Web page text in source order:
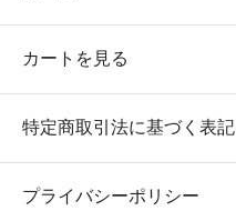
カートを見る
特定商取引法に基づく表記
プライバシーポリシー